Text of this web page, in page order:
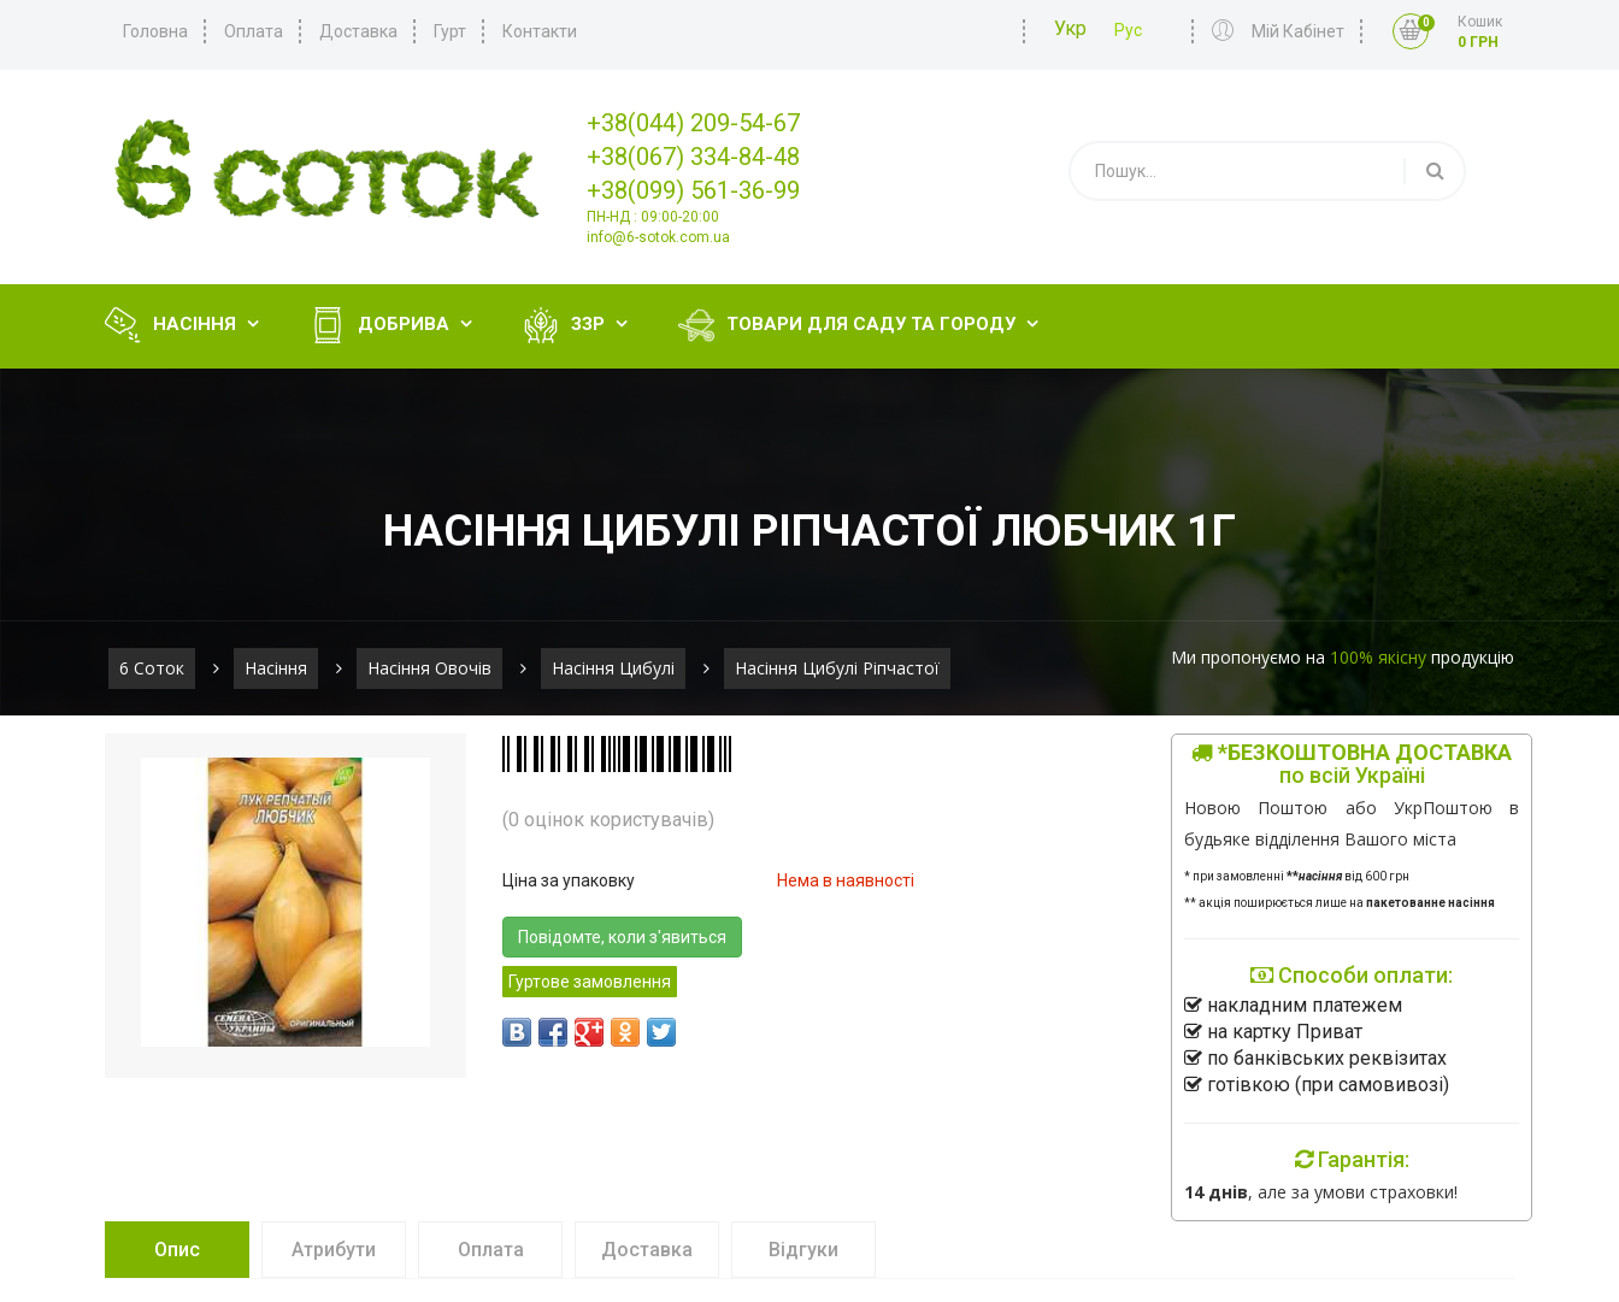
Головна Оплата Доставка Гурт Контакти Укр Рус Мій Кабінет 0
Кошик
0 ГРН
+38(044) 209-54-67
+38(067) 334-84-48
+38(099) 561-36-99
ПН-НД : 09:00-20:00
info@6-sotok.com.ua
НАСІННЯ  ДОБРИВА  ЗЗР  ТОВАРИ ДЛЯ САДУ ТА ГОРОДУ 
НАСІННЯ ЦИБУЛІ РІПЧАСТОЇ ЛЮБЧИК 1Г
6 Соток Насіння Насіння Овочів Насіння Цибулі Насіння Цибулі Ріпчастої Ми пропонуємо на 100% якісну продукцію
(0 оцінок користувачів)
Ціна за упаковку Нема в наявності
Повідомте, коли з'явиться
Гуртове замовлення
*БЕЗКОШТОВНА ДОСТАВКА
по всій Україні
Новою Поштою або УкрПоштою в
будьяке відділення Вашого міста
* при замовленні **насіннявід 600 грн
** акція поширюється лише на пакетованне насіння
Способи оплати:
накладним платежем
на картку Приват
по банківських реквізитах
готівкою (при самовивозі)
Гарантія:
14 днів, але за умови страховки!
Опис Атрибути Оплата Доставка Відгуки